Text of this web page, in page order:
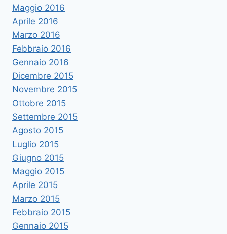
Maggio 2016
Aprile 2016
Marzo 2016
Febbraio 2016
Gennaio 2016
Dicembre 2015
Novembre 2015
Ottobre 2015
Settembre 2015
Agosto 2015
Luglio 2015
Giugno 2015
Maggio 2015
Aprile 2015
Marzo 2015
Febbraio 2015
Gennaio 2015